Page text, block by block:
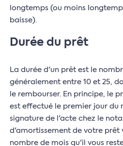
longtemps (ou moins
baisse).
Durée du prêt
La durée d'un prêt est le
généralement entre 10 et 25,
le rembourser. En principe, le
est effectué le premier jour du
signature de l'acte chez le
d'amortissement de votre prêt
nombre de mois qu'il vous